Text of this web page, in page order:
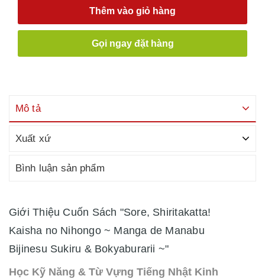
Thêm vào giỏ hàng
Gọi ngay đặt hàng
Mô tả
Xuất xứ
Bình luận sản phẩm
Giới Thiệu Cuốn Sách "Sore, Shiritakatta!
Kaisha no Nihongo ~ Manga de Manabu
Bijinesu Sukiru & Bokyaburarii ~"
Học Kỹ Năng & Từ Vựng Tiếng Nhật Kinh